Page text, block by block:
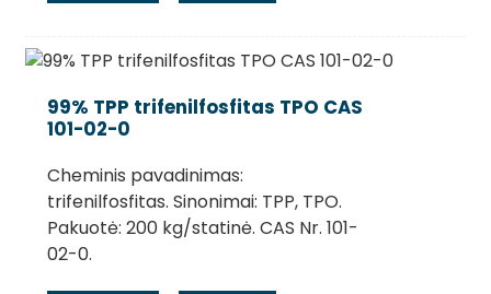
99% TPP trifenilfosfitas TPO CAS
101-02-0
Cheminis pavadinimas:
trifenilfosfitas. Sinonimai: TPP, TPO.
Pakuotė: 200 kg/statinė. CAS Nr. 101-
02-0.